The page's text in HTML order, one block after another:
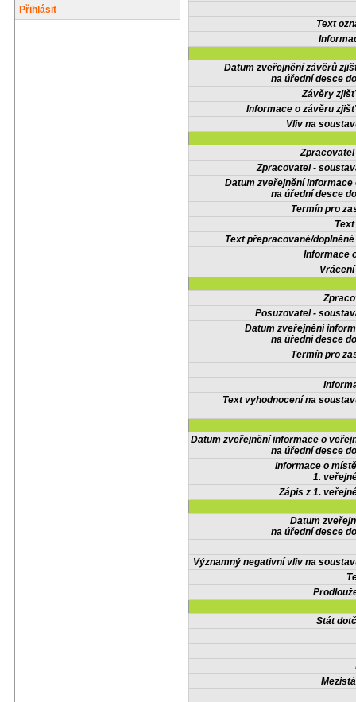
Přihlásit
Text
Datum zveřejnění závěrů
na úřední desce
Závěry
Informace o závěru
Vliv na
Zpracovatel -
Datum zveřejnění informace
na úřední desce
Termín pro
Text přepracované/
Informace
Posuzovatel -
Datum zveřejnění
na úřední desce
Termín pro
Text vyhodnocení na
Datum zveřejnění informace o
na úřední desce
Informace o
1.
Zápis z 1.
Datum
na úřední desce
Významný negativní vliv na
Stát